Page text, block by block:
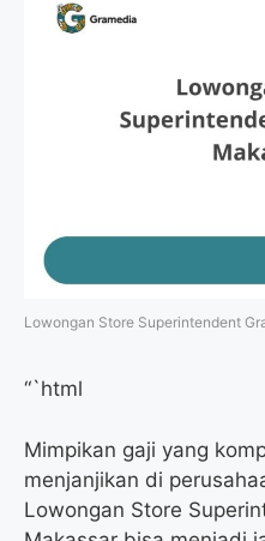
Lowongan Store Superintendent
“`html
Mimpikan gaji yang
menjanjikan di
Lowongan Store